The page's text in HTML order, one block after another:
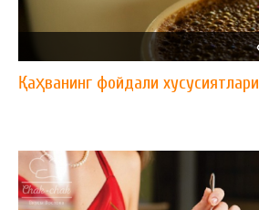
Қаҳванинг фойдали хусусиятлари